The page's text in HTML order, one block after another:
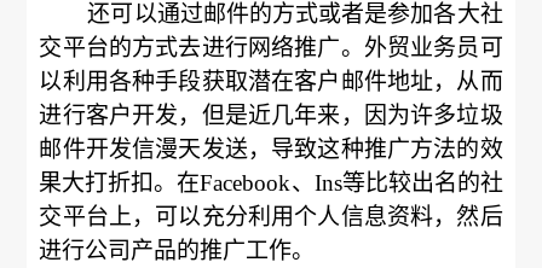
还可以通过邮件的方式或者是参加各大社
交平台的方式去进行网络推广。外贸业务员可
以利用各种手段获取潜在客户邮件地址，从而
进行客户开发，但是近几年来，因为许多垃圾
邮件开发信漫天发送，导致这种推广方法的效
果大打折扣。在Facebook、Ins等比较出名的社
交平台上，可以充分利用个人信息资料，然后
进行公司产品的推广工作。